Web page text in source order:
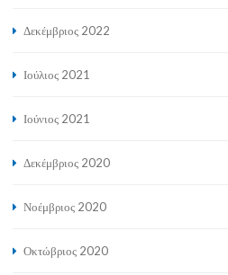
Δεκέμβριος 2022
Ιούλιος 2021
Ιούνιος 2021
Δεκέμβριος 2020
Νοέμβριος 2020
Οκτώβριος 2020